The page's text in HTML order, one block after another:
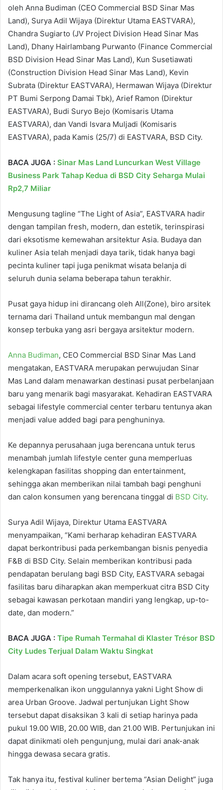
oleh Anna Budiman (CEO Commercial BSD Sinar Mas
Land), Surya Adil Wijaya (Direktur Utama EASTVARA),
Chandra Sugiarto (JV Project Division Head Sinar Mas
Land), Dhany Hairlambang Purwanto (Finance Commercial
BSD Division Head Sinar Mas Land), Kun Susetiawati
(Construction Division Head Sinar Mas Land), Kevin
Subrata (Direktur EASTVARA), Hermawan Wijaya (Direktur
PT Bumi Serpong Damai Tbk), Arief Ramon (Direktur
EASTVARA), Budi Suryo Bejo (Komisaris Utama
EASTVARA), dan Vandi Isvara Muljadi (Komisaris
EASTVARA), pada Kamis (25/7) di EASTVARA, BSD City.
BACA JUGA : Sinar Mas Land Luncurkan West Village
Business Park Tahap Kedua di BSD City Seharga Mulai
Rp2,7 Miliar
Mengusung tagline “The Light of Asia”, EASTVARA hadir
dengan tampilan fresh, modern, dan estetik, terinspirasi
dari eksotisme kemewahan arsitektur Asia. Budaya dan
kuliner Asia telah menjadi daya tarik, tidak hanya bagi
pecinta kuliner tapi juga penikmat wisata belanja di
seluruh dunia selama beberapa tahun terakhir.
Pusat gaya hidup ini dirancang oleh All(Zone), biro arsitek
ternama dari Thailand untuk membangun mal dengan
konsep terbuka yang asri bergaya arsitektur modern.
Anna Budiman, CEO Commercial BSD Sinar Mas Land
mengatakan, EASTVARA merupakan perwujudan Sinar
Mas Land dalam menawarkan destinasi pusat perbelanjaan
baru yang menarik bagi masyarakat. Kehadiran EASTVARA
sebagai lifestyle commercial center terbaru tentunya akan
menjadi value added bagi para penghuninya.
Ke depannya perusahaan juga berencana untuk terus
menambah jumlah lifestyle center guna memperluas
kelengkapan fasilitas shopping dan entertainment,
sehingga akan memberikan nilai tambah bagi penghuni
dan calon konsumen yang berencana tinggal di BSD City.
Surya Adil Wijaya, Direktur Utama EASTVARA
menyampaikan, “Kami berharap kehadiran EASTVARA
dapat berkontribusi pada perkembangan bisnis penyedia
F&B di BSD City. Selain memberikan kontribusi pada
pendapatan berulang bagi BSD City, EASTVARA sebagai
fasilitas baru diharapkan akan memperkuat citra BSD City
sebagai kawasan perkotaan mandiri yang lengkap, up-to-
date, dan modern.”
BACA JUGA : Tipe Rumah Termahal di Klaster Trésor BSD
City Ludes Terjual Dalam Waktu Singkat
Dalam acara soft opening tersebut, EASTVARA
memperkenalkan ikon unggulannya yakni Light Show di
area Urban Groove. Jadwal pertunjukan Light Show
tersebut dapat disaksikan 3 kali di setiap harinya pada
pukul 19.00 WIB, 20.00 WIB, dan 21.00 WIB. Pertunjukan ini
dapat dinikmati oleh pengunjung, mulai dari anak-anak
hingga dewasa secara gratis.
Tak hanya itu, festival kuliner bertema “Asian Delight” juga